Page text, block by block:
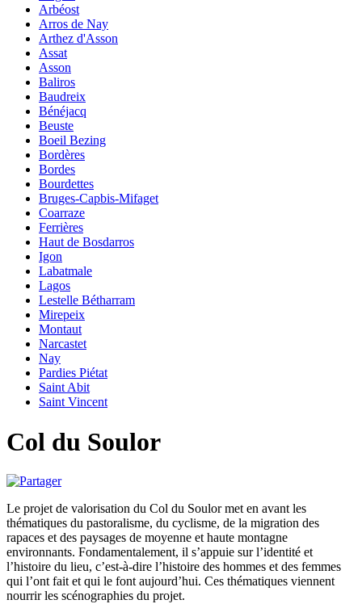
Arbéost
Arros de Nay
Arthez d'Asson
Assat
Asson
Baliros
Baudreix
Bénéjacq
Beuste
Boeil Bezing
Bordères
Bordes
Bourdettes
Bruges-Capbis-Mifaget
Coarraze
Ferrières
Haut de Bosdarros
Igon
Labatmale
Lagos
Lestelle Bétharram
Mirepeix
Montaut
Narcastet
Nay
Pardies Piétat
Saint Abit
Saint Vincent
Col du Soulor
Le projet de valorisation du Col du Soulor met en avant les
thématiques du pastoralisme, du cyclisme, de la migration des
rapaces et des paysages de moyenne et haute montagne
environnants. Fondamentalement, il s’appuie sur l’identité et
l’histoire du lieu, c’est-à-dire l’histoire des hommes et des femmes
qui l’ont fait et qui le font aujourd’hui. Ces thématiques viennent
nourrir les scénographies du projet.